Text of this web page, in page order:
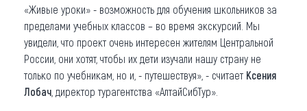
«Живые уроки» - возможность для обучения школьников за
пределами учебных классов – во время экскурсий. Мы
увидели, что проект очень интересен жителям Центральной
России, они хотят, чтобы их дети изучали нашу страну не
только по учебникам, но и, - путешествуя», - считает Ксения
Лобач , директор турагентства «АлтайСибТур».